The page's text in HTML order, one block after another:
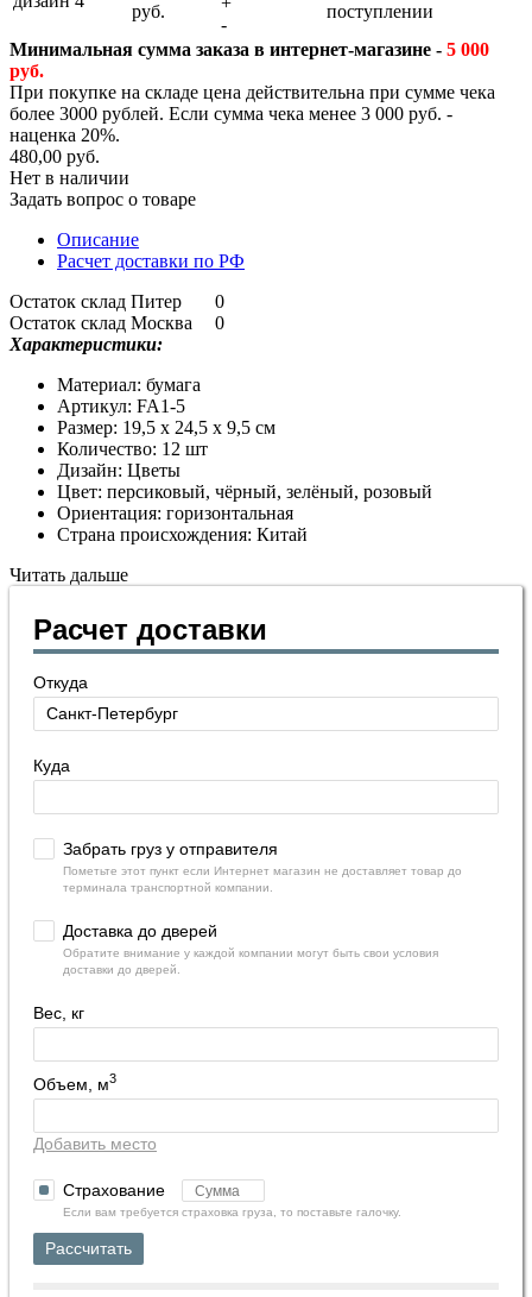
руб.
-
поступлении
Минимальная сумма заказа в интернет-магазине - 5 000
руб.
При покупке на складе цена действительна при сумме чека
более 3000 рублей. Если сумма чека менее 3 000 руб. -
наценка 20%.
480,00 руб.
Нет в наличии
Задать вопрос о товаре
Описание
Расчет доставки по РФ
Остаток склад Питер
0
Остаток склад Москва
0
Характеристики:
Материал: бумага
Артикул: FA1-5
Размер: 19,5 х 24,5 х 9,5 см
Количество: 12 шт
Дизайн: Цветы
Цвет: персиковый, чёрный, зелёный, розовый
Ориентация: горизонтальная
Страна происхождения: Китай
Читать дальше
Расчет доставки
Откуда
Куда
Забрать груз у отправителя
Пометьте этот пункт если Интернет магазин не доставляет товар до
терминала транспортной компании.
Доставка до дверей
Обратите внимание у каждой компании могут быть свои условия
доставки до дверей.
Вес, кг
Объем, м3
Добавить место
Страхование
Если вам требуется страховка груза, то поставьте галочку.
Рассчитать